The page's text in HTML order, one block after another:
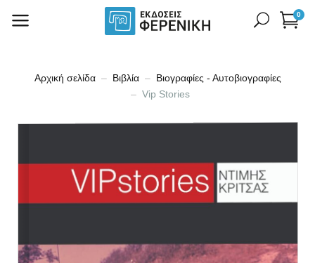
0
Αρχική σελίδα Βιβλία
Βιογραφίες - Αυτοβιογραφίες
Vip Stories